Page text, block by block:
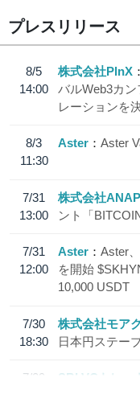
プレスリリース
8/5
14:00
株式会社PlnX
バルWeb3カ
レーションを
8/3
11:30
Aster Aster
7/31
13:00
株式会社
ント「
7/31
12:00
Aster
Aster
を開始
10,000 USDT
7/30
18:30
株式会社モア
日本円ステー
7/29
SBI VCトレー